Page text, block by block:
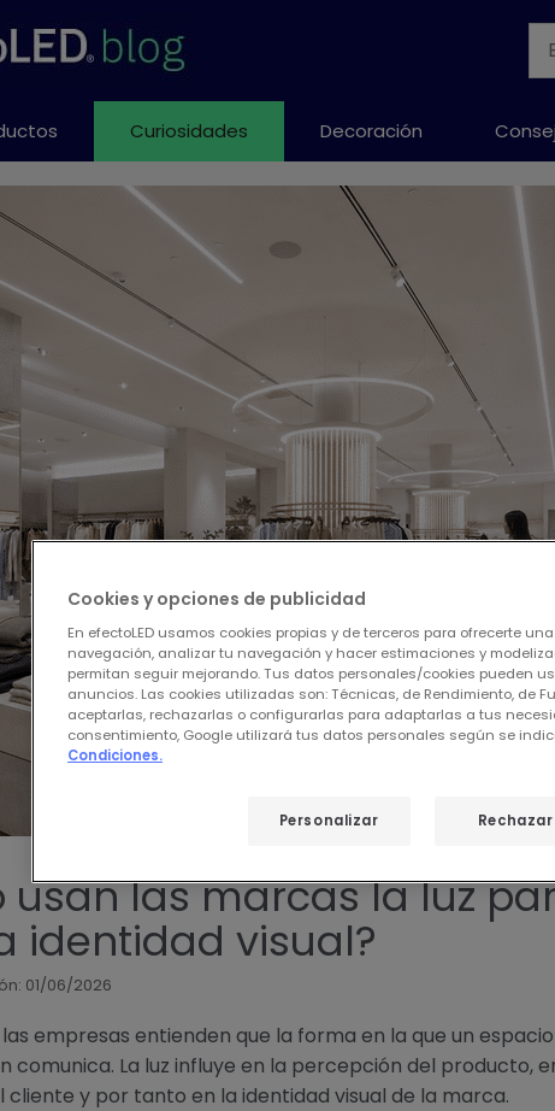
Curiosidades Decoración
usan las marcas la luz
identidad visual?
01/06/2026
empresas entienden que la forma en la que un
comunica. La luz influye en la percepción del producto,
cliente y por tanto en la identidad visual de la marca.
Cookies y opciones de publicidad
En efectoLED usamos cookies propias y de terceros para ofrecerte
navegación, analizar tu navegación y hacer estimaciones y
permitan seguir mejorando. Tus datos personales/cookies pueden
anuncios. Las cookies utilizadas son: Técnicas, de Rendimiento, de
aceptarlas, rechazarlas o configurarlas para adaptarlas a tus
consentimiento, Google utilizará tus datos personales según se
Condiciones.
Rechazar
Personalizar